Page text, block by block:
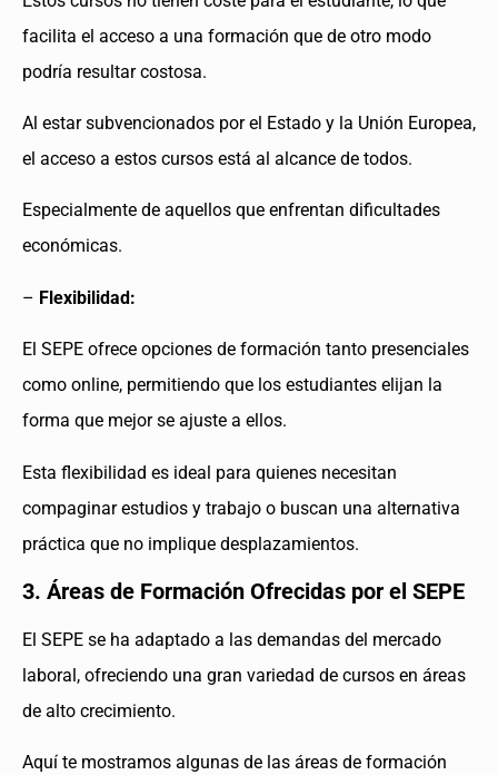
facilita el acceso a una formación que de otro modo
podría resultar costosa.
Al estar subvencionados por el Estado y la Unión Europea,
el acceso a estos cursos está al alcance de todos.
Especialmente de aquellos que enfrentan dificultades
económicas.
– Flexibilidad:
El SEPE ofrece opciones de formación tanto presenciales
como online, permitiendo que los estudiantes elijan la
forma que mejor se ajuste a ellos.
Esta flexibilidad es ideal para quienes necesitan
compaginar estudios y trabajo o buscan una alternativa
práctica que no implique desplazamientos.
3. Áreas de Formación Ofrecidas por el SEPE
El SEPE se ha adaptado a las demandas del mercado
laboral, ofreciendo una gran variedad de cursos en áreas
de alto crecimiento.
Aquí te mostramos algunas de las áreas de formación